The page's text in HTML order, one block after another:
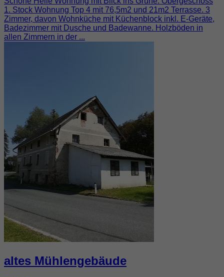
1. Stock Wohnung Top 4 mit 76,5m2 und 21m2 Terrasse. 3
Zimmer, davon Wohnküche mit Küchenblock inkl. E-Geräte,
Badezimmer mit Dusche und Badewanne. Holzböden in
allen Zimmern in der ...
altes Mühlengebäude